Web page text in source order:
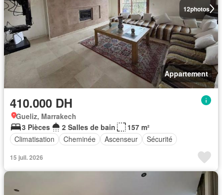
12photos
Appartement
410.000 DH
Gueliz, Marrakech
3 Pièces
2 Salles de bain
157 m²
Climatisation
Cheminée Ascenseur Sécurité
15 juil. 2026